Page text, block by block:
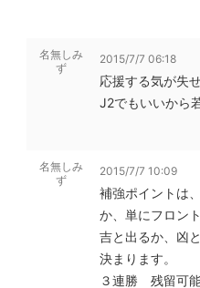
名無しみ
ず
2015/7/7 06:18
応援する気が失
J2でもいいから
名無しみ
ず
2015/7/7 10:09
補強ポイントは
か、単にフロン
吉と出るか、凶
決まります。
３連勝 残留可